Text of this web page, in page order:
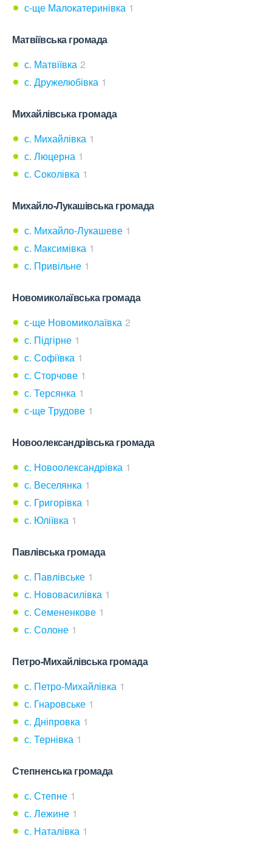
с-ще Малокатеринівка 1
Матвіївська громада
с. Матвіївка 2
с. Дружелюбівка 1
Михайлівська громада
с. Михайлівка 1
с. Люцерна 1
с. Соколівка 1
Михайло-Лукашівська громада
с. Михайло-Лукашеве 1
с. Максимівка 1
с. Привільне 1
Новомиколаївська громада
с-ще Новомиколаївка 2
с. Підгірне 1
с. Софіївка 1
с. Сторчове 1
с. Терсянка 1
с-ще Трудове 1
Новоолександрівська громада
с. Новоолександрівка 1
с. Веселянка 1
с. Григорівка 1
с. Юліївка 1
Павлівська громада
с. Павлівське 1
с. Нововасилівка 1
с. Семененкове 1
с. Солоне 1
Петро-Михайлівська громада
с. Петро-Михайлівка 1
с. Гнаровське 1
с. Дніпровка 1
с. Тернівка 1
Степненська громада
с. Степне 1
с. Лежине 1
с. Наталівка 1